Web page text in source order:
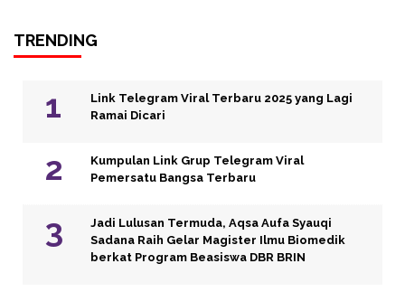
TRENDING
Link Telegram Viral Terbaru 2025 yang Lagi
Ramai Dicari
Kumpulan Link Grup Telegram Viral
Pemersatu Bangsa Terbaru
Jadi Lulusan Termuda, Aqsa Aufa Syauqi
Sadana Raih Gelar Magister Ilmu Biomedik
berkat Program Beasiswa DBR BRIN